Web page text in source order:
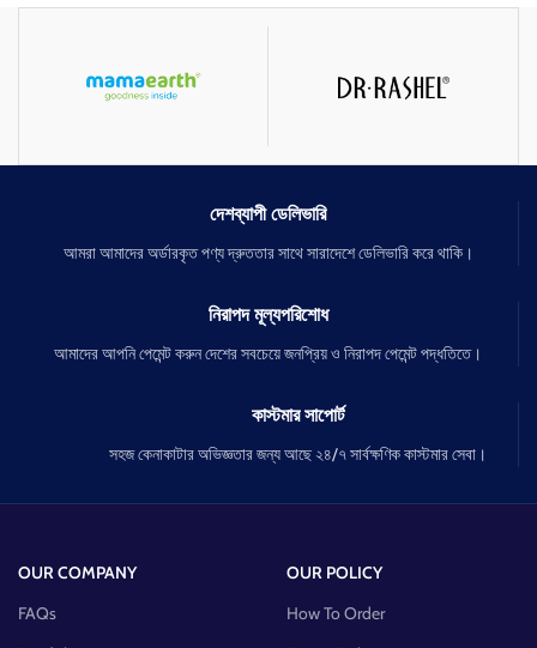
দেশব্যাপী ডেলিভারি
আমরা আমাদের অর্ডারকৃত পণ্য দ্রুততার সাথে সারাদেশে ডেলিভারি করে থাকি।
নিরাপদ মূল্যপরিশোধ
আমাদের আপনি পেমেন্ট করুন দেশের সবচেয়ে জনপ্রিয় ও নিরাপদ পেমেন্ট পদ্ধতিতে।
কাস্টমার সাপোর্ট
সহজ কেনাকাটার অভিজ্ঞতার জন্য আছে ২৪/৭ সার্বক্ষণিক কাস্টমার সেবা।
OUR COMPANY
FAQs
OUR POLICY
How To Order